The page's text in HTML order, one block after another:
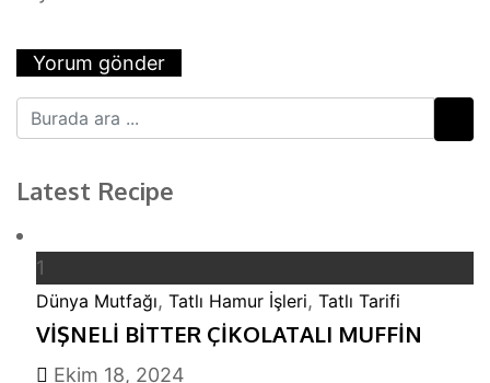
Latest Recipe
1
Dünya Mutfağı, Tatlı Hamur İşleri, Tatlı Tarifi
VİŞNELİ BİTTER ÇİKOLATALI MUFFİN
Ekim 18, 2024